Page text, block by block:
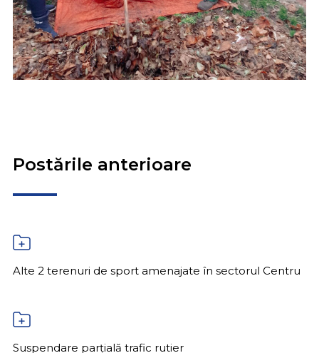
Postările anterioare
Alte 2 terenuri de sport amenajate în sectorul Centru
Suspendare parțială trafic rutier